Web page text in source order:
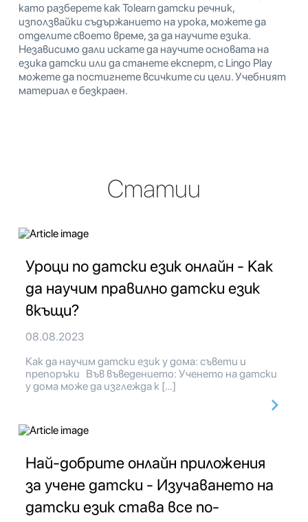
като разберете как Tolearn датски речник,
използвайки съдържанието на урока, можете да
отделите своето време, за да научите езика.
Независимо дали искате да научите основата на
езика датски или да станете експерт, с Lingo Play
можете да постигнете всичките си цели. Учебният
материал е безкраен.
Статии
Уроци по датски език онлайн - Как
да научим правилно датски език
вкъщи?
08.08.2023
Как да научим датски език у дома: съвети и
препоръки Във въведението: Ученето на датски
у дома може да изглежда к […]
Най-добрите онлайн приложения
за учене датски - Изучаването на
датски език става все по-